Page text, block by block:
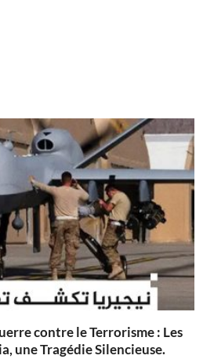
contre le Terrorisme : Les
une Tragédie Silencieuse.